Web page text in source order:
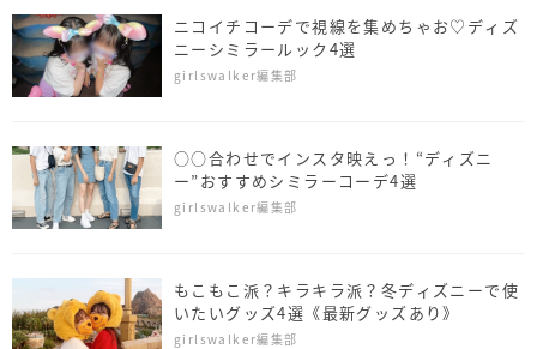
ニコイチコーデで視線を集めちゃお♡ディズ
ニーシミラールック4選
girlswalker編集部
○○合わせでインスタ映えっ！“ディズニ
ー”おすすめシミラーコーデ4選
girlswalker編集部
もこもこ派？キラキラ派？冬ディズニーで使
いたいグッズ4選《最新グッズあり》
girlswalker編集部